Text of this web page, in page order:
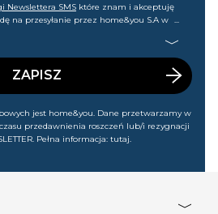
Newslettera SMS które znam i akceptuję
na przesyłanie przez home&you S.A w
że mogę tę zgodę w każdej chwili
ZAPISZ
jest home&you. Dane przetwarzamy w
przedawnienia roszczeń lub/i rezygnacji
Pełna informacja: tutaj.